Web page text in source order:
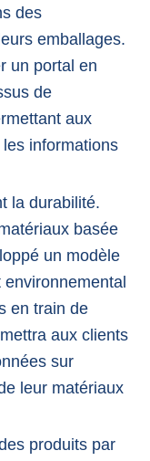
des
emballages.
un portal en
de
aux
informations
la durabilité.
basée
un modèle
environnemental
en train de
aux clients
sur
leur matériaux
produits par